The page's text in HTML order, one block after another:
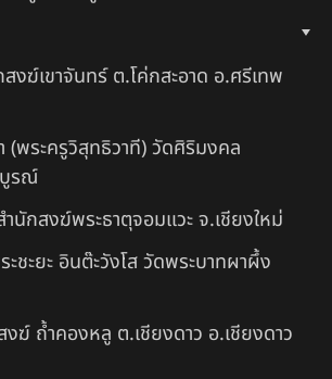
งฆ์เขาจันทร์ ต.โค่กสะอาด อ.ศรีเทพ
(พระครูวิสุทธิวาที) วัดศิริมงคล
รณ์
นักสงฆ์พระธาตุจอมแวะ จ.เชียงใหม่
ชะยะ อินต๊ะวังโส วัดพระบาทผาผึ้ง
ฆ์ ถ้ำคองหลู ต.เชียงดาว อ.เชียงดาว